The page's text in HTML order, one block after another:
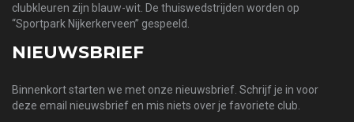
clubkleuren zijn blauw-wit. De thuiswedstrijden worden op
“Sportpark Nijkerkerveen” gespeeld.
NIEUWSBRIEF
Binnenkort starten we met onze nieuwsbrief. Schrijf je in voor
deze email nieuwsbrief en mis niets over je favoriete club.